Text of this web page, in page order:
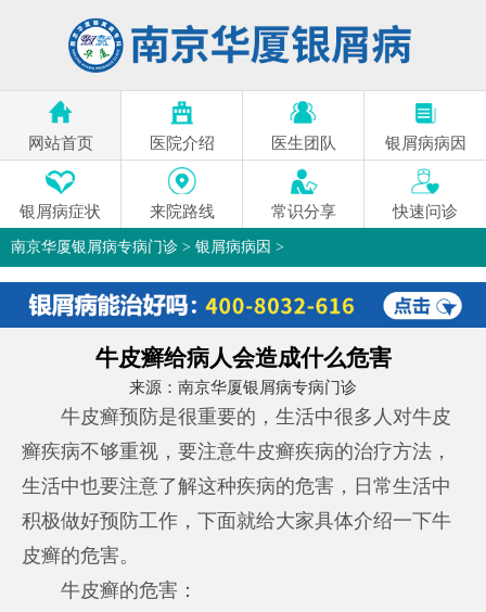
网站首页 医院介绍 医生团队 银屑病病因
银屑病症状 来院路线 常识分享 快速问诊
南京华厦银屑病专病门诊 > 银屑病病因 >
牛皮癣给病人会造成什么危害
来源： 南京华厦银屑病专病门诊
牛皮癣预防是很重要的，生活中很多人对牛皮
癣疾病不够重视，要注意牛皮癣疾病的治疗方法，
生活中也要注意了解这种疾病的危害，日常生活中
积极做好预防工作，下面就给大家具体介绍一下牛
皮癣的危害。
牛皮癣的危害：